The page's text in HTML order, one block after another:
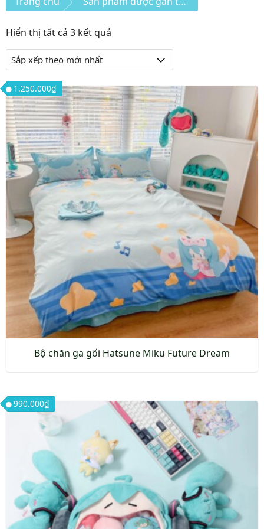
Hiển thị tất cả 3 kết quả
sắp
mới
nhất
Bộ chăn ga gối Hatsune Miku Future Dream
1.250.000₫
990.000₫